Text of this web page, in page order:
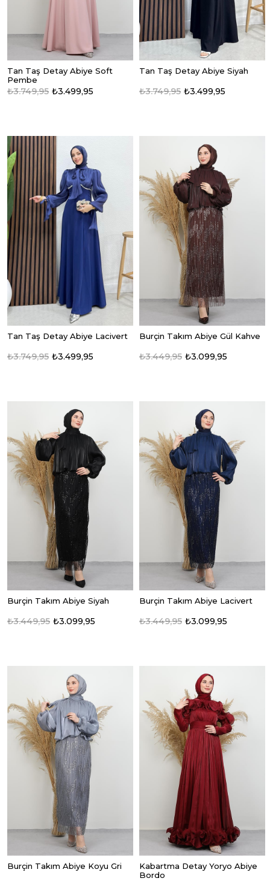
Tan Taş Detay Abiye Soft
Pembe
₺3.499,95
₺3.749,95
Tan Taş Detay Abiye Siyah
₺3.499,95
₺3.749,95
Tan Taş Detay Abiye Lacivert
₺3.499,95
₺3.749,95
Burçin Takım Abiye Gül Kahve
₺3.099,95
₺3.449,95
Burçin Takım Abiye Siyah
₺3.099,95
₺3.449,95
Burçin Takım Abiye Lacivert
₺3.099,95
₺3.449,95
Burçin Takım Abiye Koyu Gri
Kabartma Detay Yoryo Abiye
Bordo